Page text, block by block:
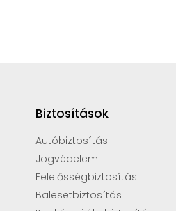
Biztosítások
Autóbiztosítás
Jogvédelem
Felelősségbiztosítás
Balesetbiztosítás